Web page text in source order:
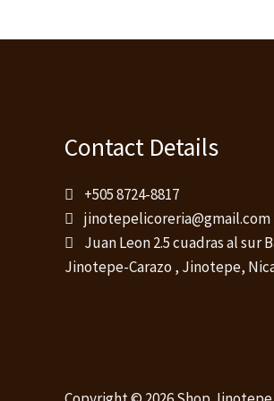
Contact Details
+505 8724-8817
jinotepelicoreria@gmail.com
Juan Leon 2.5 cuadras al sur
Jinotepe-Carazo , Jinotepe,